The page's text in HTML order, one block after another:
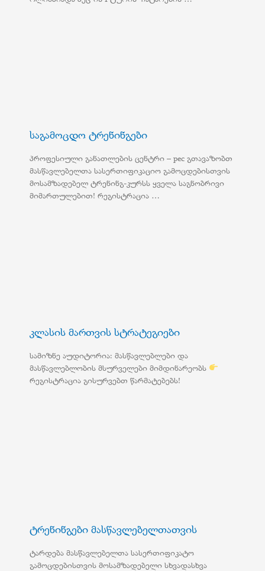
საგამოცდო ტრენინგები
პროფესიული განათლების ცენტრი – pec გთავაზობთ
მასწავლებელთა სასერთიფიკაციო გამოცდებისთვის
მოსამზადებელ ტრენინგ-კურსს ყველა საგნობრივი
მიმართულებით! რეგისტრაცია …
კლასის მართვის სტრატეგიები
სამიზნე აუდიტორია: მასწავლებლები და
მასწავლებლობის მსურველები მიმდინარეობს
რეგისტრაცია გისურვებთ წარმატებებს!
ტრენინგები მასწავლებელთათვის
ტარდება მასწავლებელთა სასერთიფიკატო
გამოცდებისთვის მოსამზადებელი სხვადასხვა